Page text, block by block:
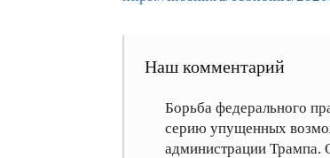
Наш комментарий
Борьба федерального
серию упущенных
администрации